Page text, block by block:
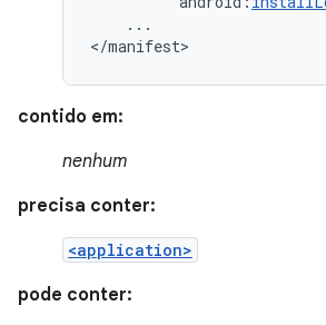
...
</manifest>
contido em:
nenhum
precisa conter:
<application>
pode conter: